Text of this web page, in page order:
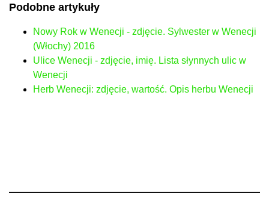
Podobne artykuły
Nowy Rok w Wenecji - zdjęcie. Sylwester w Wenecji
(Włochy) 2016
Ulice Wenecji - zdjęcie, imię. Lista słynnych ulic w
Wenecji
Herb Wenecji: zdjęcie, wartość. Opis herbu Wenecji